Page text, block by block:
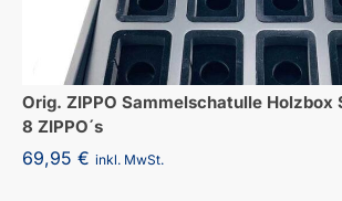
Orig. ZIPPO Sammelschatulle Holzbox
8 ZIPPO´s
69,95 € inkl. MwSt.